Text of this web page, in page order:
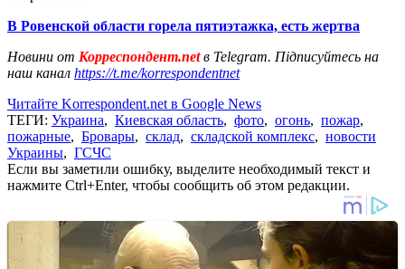
В Ровенской области горела пятиэтажка, есть жертва
Новини от Корреспондент.netв Telegram. Підписуйтесь на
наш канал https://t.me/korrespondentnet
Читайте Korrespondent.net в Google News
ТЕГИ: Украина, Киевская область, фото, огонь, пожар,
пожарные, Бровары, склад, складской комплекс, новости
Украины, ГСЧС
Если вы заметили ошибку, выделите необходимый текст и
нажмите Ctrl+Enter, чтобы сообщить об этом редакции.